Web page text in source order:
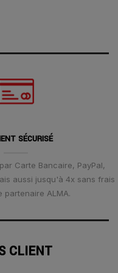
SÉCURISÉ
Carte Bancaire, PayPal,
aussi jusqu'à 4x sans frais
partenaire ALMA.
CLIENT